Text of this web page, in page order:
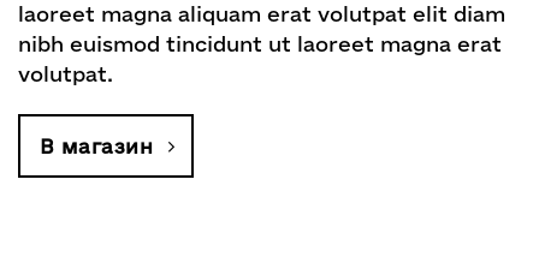
laoreet magna aliquam erat volutpat elit diam
nibh euismod tincidunt ut laoreet magna erat
volutpat.
В магазин